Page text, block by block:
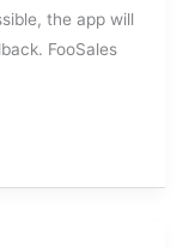
the app will
FooSales